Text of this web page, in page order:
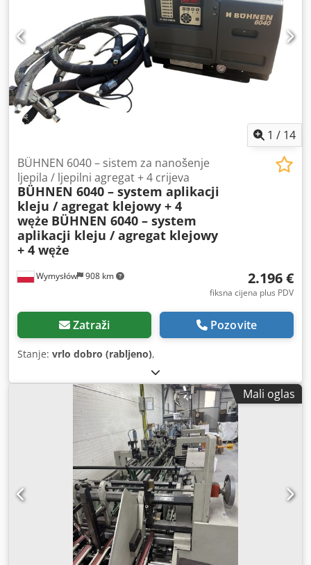
1 / 14
Wymysłów 908 km
BÜHNEN 6040 – sistem za nanošenje
ljepila / ljepilni agregat + 4 crijeva
BÜHNEN 6040 – system aplikacji
kleju / agregat klejowy + 4
węże BÜHNEN 6040 – system
aplikacji kleju / agregat klejowy
+ 4 węże
2.196 €
fiksna cijena plus PDV
Zatraži Pozovite
Stanje: vrlo dobro (rabljeno),
Mali oglas